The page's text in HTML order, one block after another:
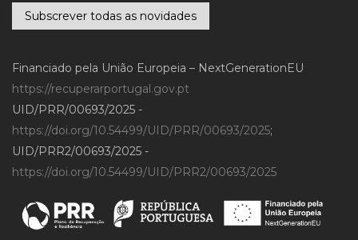
Subscrever todas as novidades
Financiado pela União Europeia – NextGenerationEU
https://recuperarportugal.gov.pt
UID/PRR/00693/2025 -
https://doi.org/10.54499/UID/PRR/00693/2025;
UID/PRR2/00693/2025 -
https://doi.org/10.54499/UID/PRR2/00693/2025